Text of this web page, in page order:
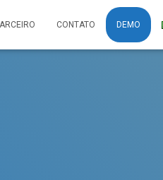
CONTATO DEMO